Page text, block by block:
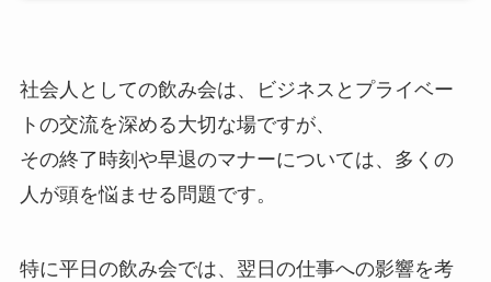
社会人としての飲み会は、ビジネスとプライベー
トの交流を深める大切な場ですが、
その終了時刻や早退のマナーについては、多くの
人が頭を悩ませる問題です。
特に平日の飲み会では、翌日の仕事への影響を考